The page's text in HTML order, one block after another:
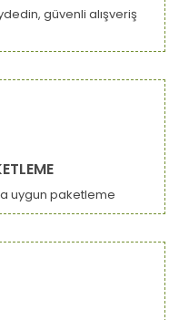
güvenli alışveriş
uygun paketleme